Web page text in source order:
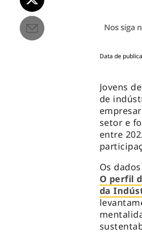
Data de
Jovens
de
setor e
entre
Os
O perfil
da